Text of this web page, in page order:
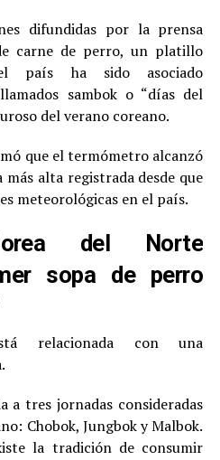
difundidas por la prensa
carne de perro, un platillo
país ha sido asociado
sambok o “días del
del verano coreano.
que el termómetro alcanzó
alta registrada desde que
meteorológicas en el país.
del Norte
sopa de perro
relacionada con una
a tres jornadas consideradas
Chobok, Jungbok y Malbok.
la tradición de consumir